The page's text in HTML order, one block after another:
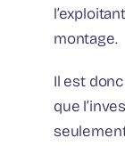
montage.
Il est
que